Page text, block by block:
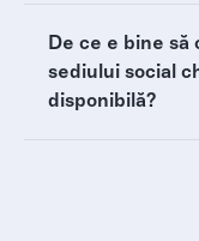
De ce e bine
sediului social
disponibilă?